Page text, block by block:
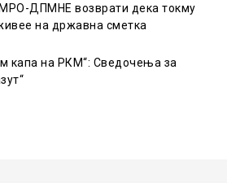
ДПМНЕ возврати дека токму
на државна сметка
капа на РКМ“: Сведочења за